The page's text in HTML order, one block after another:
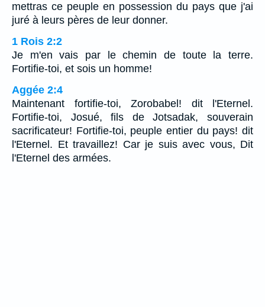
mettras ce peuple en possession du pays que j'ai
juré à leurs pères de leur donner.
1 Rois 2:2
Je m'en vais par le chemin de toute la terre.
Fortifie-toi, et sois un homme!
Aggée 2:4
Maintenant fortifie-toi, Zorobabel! dit l'Eternel.
Fortifie-toi, Josué, fils de Jotsadak, souverain
sacrificateur! Fortifie-toi, peuple entier du pays! dit
l'Eternel. Et travaillez! Car je suis avec vous, Dit
l'Eternel des armées.